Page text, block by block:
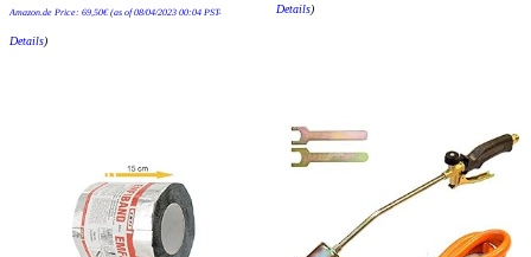
Amazon.de Price: 69,50€(as of 08/04/2023 00:04 PST-
Details)
Details)